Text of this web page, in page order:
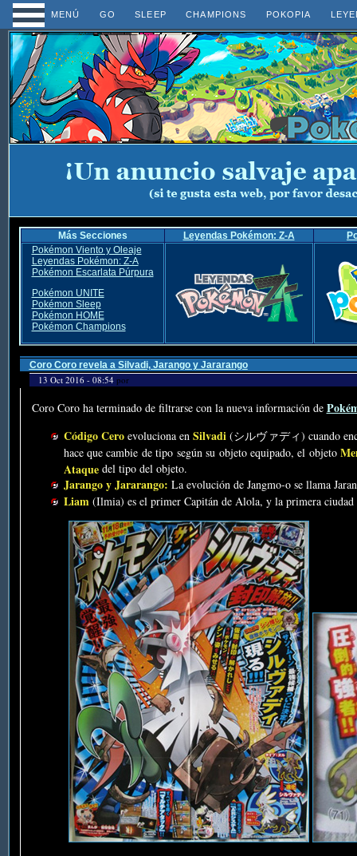
MENÚ GO SLEEP CHAMPIONS POKOPIA
Más Secciones Leyendas Pokémon: Z-A
Pokémon Viento y Oleaje
Leyendas Pokémon: Z-A
Pokémon Escarlata Púrpura
Pokémon UNITE
Pokémon Sleep
Pokémon HOME
Pokémon Champions
Coro Coro revela a Silvadi, Jarango y Jararango
13 Oct 2016 - 08:54 por
Coro Coro ha terminado de filtrarse con la nueva información de
Código Ceroevoluciona en Silvadi(シルヴァディ) cuando
hace que cambie de tipo según su objeto equipado, el objeto
Ataquedel tipo del objeto.
Jarango y Jararango: La evolución de Jangmo-o se llama
Liam(Ilmia) es el primer Capitán de Alola, y la primera ciudad